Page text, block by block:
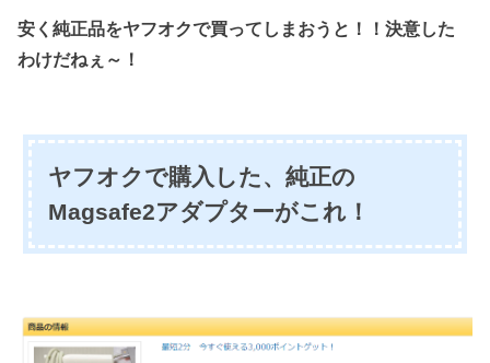
安く純正品をヤフオクで買ってしまおうと！！決意した
わけだねぇ～！
ヤフオクで購入した、純正の
Magsafe2アダプターがこれ！